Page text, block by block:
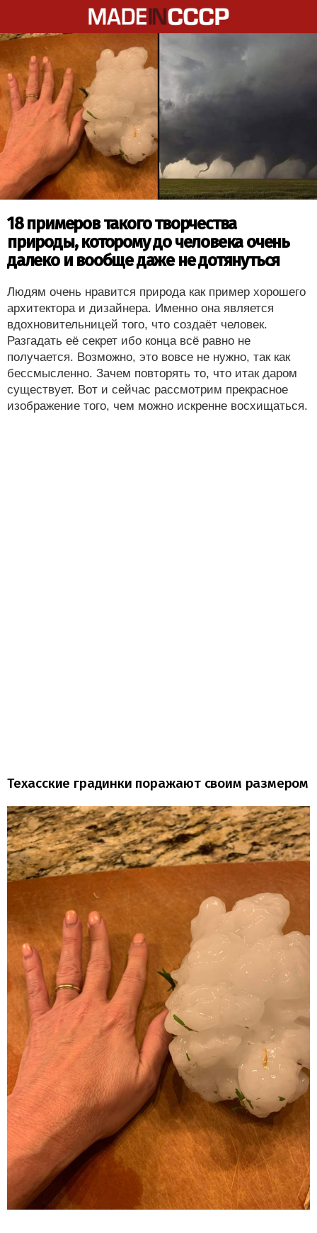
18 примеров такого творчества
природы, которому до человека очень
далеко и вообще даже не дотянуться
Людям очень нравится природа как пример хорошего
архитектора и дизайнера. Именно она является
вдохновительницей того, что создаёт человек.
Разгадать её секрет ибо конца всё равно не
получается. Возможно, это вовсе не нужно, так как
бессмысленно. Зачем повторять то, что итак даром
существует. Вот и сейчас рассмотрим прекрасное
изображение того, чем можно искренне восхищаться.
Техасские градинки поражают своим размером